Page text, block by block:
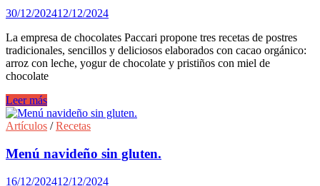
30/12/202412/12/2024
La empresa de chocolates Paccari propone tres recetas de postres
tradicionales, sencillos y deliciosos elaborados con cacao orgánico:
arroz con leche, yogur de chocolate y pristiños con miel de
chocolate
Recetas
de
3
tradicionales
elaborados
con
Leer más
Artículos /Recetas
Menú navideño sin gluten.
16/12/202412/12/2024